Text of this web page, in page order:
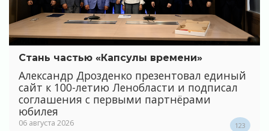
Стань частью «Капсулы времени»
Александр Дрозденко презентовал единый
сайт к 100-летию Ленобласти и подписал
соглашения с первыми партнёрами
юбилея
06 августа 2026 123